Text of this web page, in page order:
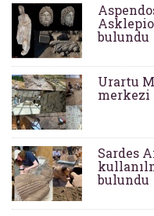
bulundu
Urartu
merkezi
Sardes
bulundu